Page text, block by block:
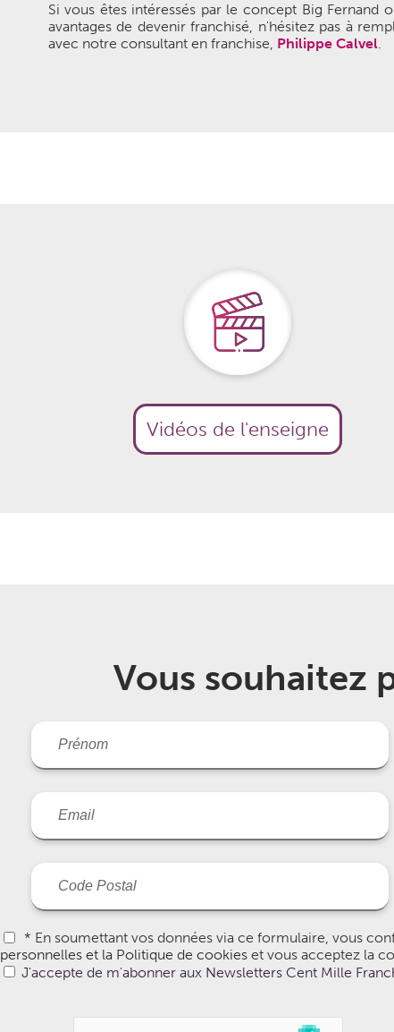
Si vous êtes intéressés par le concept Big
avantages de devenir franchisé, n'hésitez pas à
avec notre consultant en franchise, Philippe Calvel.
Vidéos de l'enseigne
Vous souhaitez
* En soumettant vos données via ce formulaire, vous
personnelles et la Politique de cookieset vous acceptez la
J'accepte de m'abonner aux Newsletters Cent Mille